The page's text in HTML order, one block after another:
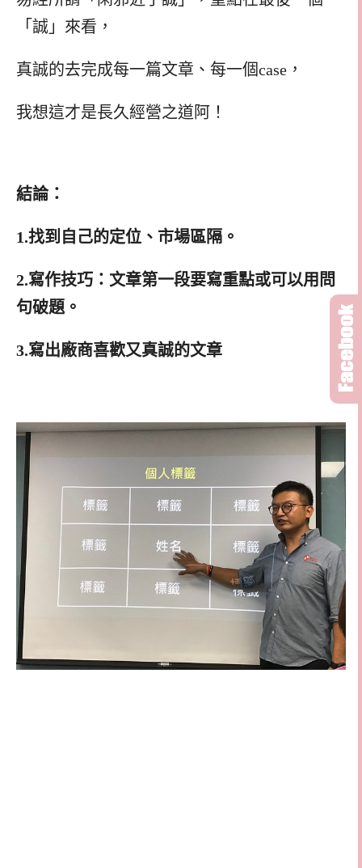
「誠」來看，
真誠的去完成每一篇文章、每一個case，
我想這才是長久經營之道阿！
結論：
1.找到自己的定位、市場區隔。
2.寫作技巧：文章第一段要寫重點或可以用問
句破題。
3.寫出廠商喜歡又真誠的文章